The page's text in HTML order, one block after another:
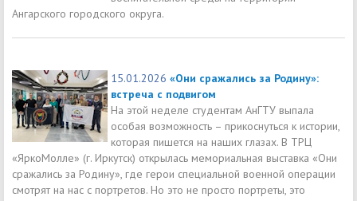
Ангарского городского округа.
15.01.2026 «Они сражались за Родину»:
встреча с подвигом
На этой неделе студентам АнГТУ выпала
особая возможность – прикоснуться к истории,
которая пишется на наших глазах. В ТРЦ
«ЯркоМолле» (г. Иркутск) открылась мемориальная выставка «Они
сражались за Родину», где герои специальной военной операции
смотрят на нас с портретов. Но это не просто портреты, это